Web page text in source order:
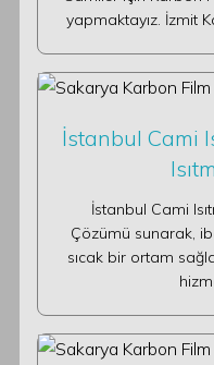
yapmaktayız. İzmit
İstanbul Cami
İstanbul Cami
Çözümü sunarak,
sıcak bir ortam